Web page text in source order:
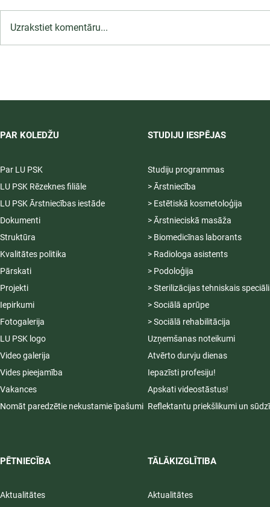
Uzrakstiet komentāru...
PAR KOLEDŽU
Par LU PSK
LU PSK Rēzeknes filiāle
LU PSK Ārstniecības iestāde
Dokumenti
Struktūra
Kvalitātes politika
Pārskati
Projekti
Iepirkumi
Fotogalerija
LU PSK logo
Video galerija
Vides pieejamība
Vakances
Nomāt paredzētie nekustamie īpašumi
PĒTNIECĪBA
Aktualitātes
STUDIJU IESPĒJAS
Studiju programmas
> Ārstniecība
> Estētiskā kosmetoloģija
> Ārstnieciskā masāža
> Biomedicīnas laborants
> Radiologa asistents
> Podoloģija
> Sterilizācijas tehniskais
> Sociālā aprūpe
> Sociālā rehabilitācija
Uzņemšanas noteikumi
Atvērto durvju dienas
Iepazīsti profesiju!
Apskati videostāstus!
Reflektantu priekšlikumi un
TĀLĀKIZGLĪTIBA
Aktualitātes